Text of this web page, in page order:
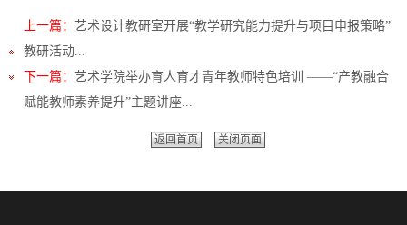
上一篇： 艺术设计教研室开展“教学研究能力提升与项目申报策略”
教研活动...
下一篇： 艺术学院举办育人育才青年教师特色培训 ——“产教融合
赋能教师素养提升”主题讲座...
返回首页 关闭页面